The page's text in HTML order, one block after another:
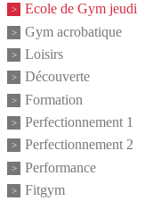
Ecole de Gym jeudi
Gym acrobatique
Loisirs
Découverte
Formation
Perfectionnement 1
Perfectionnement 2
Performance
Fitgym